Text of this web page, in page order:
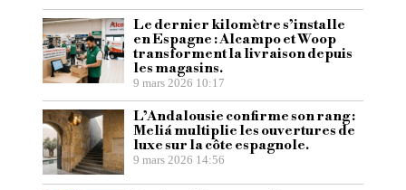
Le dernier kilomètre s’installe
en Espagne : Alcampo et Woop
transforment la livraison depuis
les magasins.
9 mars 2026 10:17
L’Andalousie confirme son rang :
Meliá multiplie les ouvertures de
luxe sur la côte espagnole.
9 mars 2026 14:56